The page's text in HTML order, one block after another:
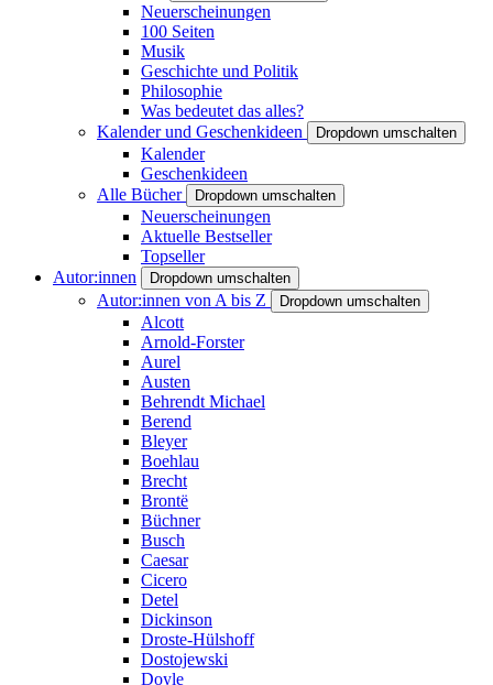
Neuerscheinungen
100 Seiten
Musik
Geschichte und Politik
Philosophie
Was bedeutet das alles?
Kalender und Geschenkideen
Dropdown umschalten
Kalender
Geschenkideen
Alle Bücher
Dropdown umschalten
Neuerscheinungen
Aktuelle Bestseller
Topseller
Autor:innen
Dropdown umschalten
Autor:innen von A bis Z Dropdown umschalten
Alcott
Arnold-Forster
Aurel
Austen
Behrendt Michael
Berend
Bleyer
Boehlau
Brecht
Brontë
Büchner
Busch
Caesar
Cicero
Detel
Dickinson
Droste-Hülshoff
Dostojewski
Doyle